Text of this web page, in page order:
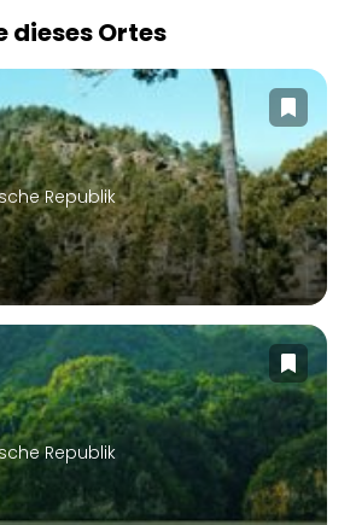
dieses Ortes
Republik
Republik